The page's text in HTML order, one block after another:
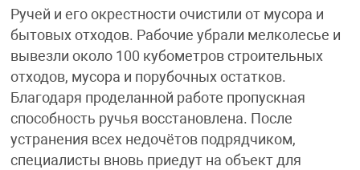
Ручей и его окрестности очистили от мусора и
бытовых отходов. Рабочие убрали мелколесье и
вывезли около 100 кубометров строительных
отходов, мусора и порубочных остатков.
Благодаря проделанной работе пропускная
способность ручья восстановлена. После
устранения всех недочётов подрядчиком,
специалисты вновь приедут на объект для